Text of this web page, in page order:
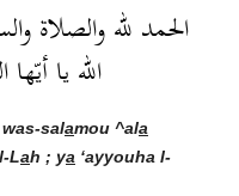
الحمد لله والصلاة
الله يا أيّها
salamou ^ala
Lah ; ya ‘ayyouha l-